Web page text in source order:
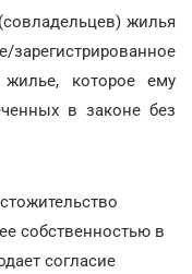
жилья
которое ему
в законе без
собственностью в
согласие